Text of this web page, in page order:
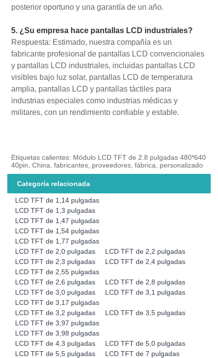
posterior oportuno y una garantía de un año.
5. ¿Su empresa hace pantallas LCD industriales?
Respuesta: Estimado, nuestra compañía es un
fabricante profesional de pantallas LCD convencionales
y pantallas LCD industriales, incluidas pantallas LCD
visibles bajo luz solar, pantallas LCD de temperatura
amplia, pantallas LCD y pantallas táctiles para
industrias especiales como industrias médicas y
militares, con un rendimiento confiable y estable.
Etiquetas calientes: Módulo LCD TFT de 2.8 pulgadas 480*640
40pin, China, fabricantes, proveedores, fábrica, personalizado
Categoría relacionada
LCD TFT de 1,14 pulgadas
LCD TFT de 1,3 pulgadas
LCD TFT de 1,47 pulgadas
LCD TFT de 1,54 pulgadas
LCD TFT de 1,77 pulgadas
LCD TFT de 2,0 pulgadas
LCD TFT de 2,2 pulgadas
LCD TFT de 2,3 pulgadas
LCD TFT de 2,4 pulgadas
LCD TFT de 2,55 pulgadas
LCD TFT de 2,6 pulgadas
LCD TFT de 2,8 pulgadas
LCD TFT de 3,0 pulgadas
LCD TFT de 3,1 pulgadas
LCD TFT de 3,17 pulgadas
LCD TFT de 3,2 pulgadas
LCD TFT de 3,5 pulgadas
LCD TFT de 3,97 pulgadas
LCD TFT de 3,98 pulgadas
LCD TFT de 4,3 pulgadas
LCD TFT de 5,0 pulgadas
LCD TFT de 5,5 pulgadas
LCD TFT de 7 pulgadas